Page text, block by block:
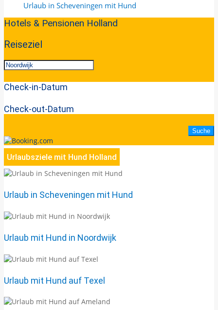
Urlaub in Scheveningen mit Hund
2024-
28
Hotels & Pensionen Holland
Reiseziel
Check-in-Datum
Check-out-Datum
Urlaubsziele mit Hund Holland
Urlaub in Scheveningen mit Hund
Urlaub mit Hund in Noordwijk
Urlaub mit Hund auf Texel